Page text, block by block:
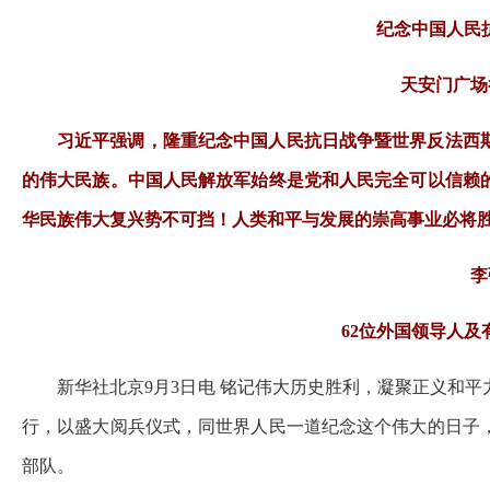
纪念中国人民
天安门广
习近平强调，隆重纪念中国人民抗日战争暨世界反法
的伟大民族。中国人民解放军始终是党和人民完全可以信
华民族伟大复兴势不可挡！人类和平与发展的崇高事业必将
62位外国领导人及
新华社北京9月3日电 铭记伟大历史胜利，凝聚正义和
行，以盛大阅兵仪式，同世界人民一道纪念这个伟大的日
部队。